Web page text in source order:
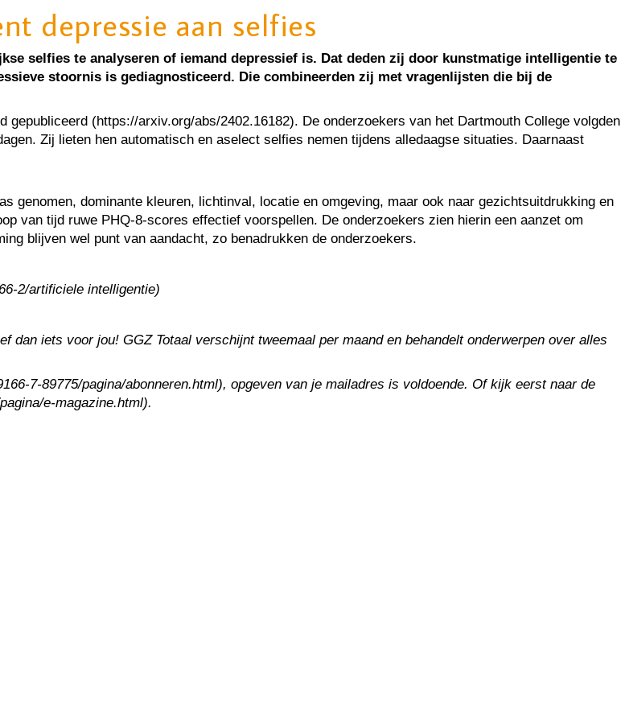
depressie aan selfies
selfies te analyseren of iemand depressief is. Dat deden zij door kunstmatige intelligentie te
stoornis is gediagnosticeerd. Die combineerden zij met vragenlijsten die bij de
(https://arxiv.org/abs/2402.16182). De onderzoekers van het Dartmouth College volgden
Zij lieten hen automatisch en aselect selfies nemen tijdens alledaagse situaties. Daarnaast
genomen, dominante kleuren, lichtinval, locatie en omgeving, maar ook naar gezichtsuitdrukking en
van tijd ruwe PHQ-8-scores effectief voorspellen. De onderzoekers zien hierin een aanzet om
blijven wel punt van aandacht, zo benadrukken de onderzoekers.
2/artificiele intelligentie)
iets voor jou! GGZ Totaal verschijnt tweemaal per maand en behandelt onderwerpen over alles
7-89775/pagina/abonneren.html), opgeven van je mailadres is voldoende. Of kijk eerst naar de
e-magazine.html).